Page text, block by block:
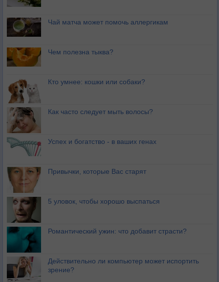
Чай матча может помочь аллергикам
Чем полезна тыква?
Кто умнее: кошки или собаки?
Как часто следует мыть волосы?
Успех и богатство - в ваших генах
Привычки, которые Вас старят
5 уловок, чтобы хорошо выспаться
Романтический ужин: что добавит страсти?
Действительно ли компьютер может испортить
зрение?